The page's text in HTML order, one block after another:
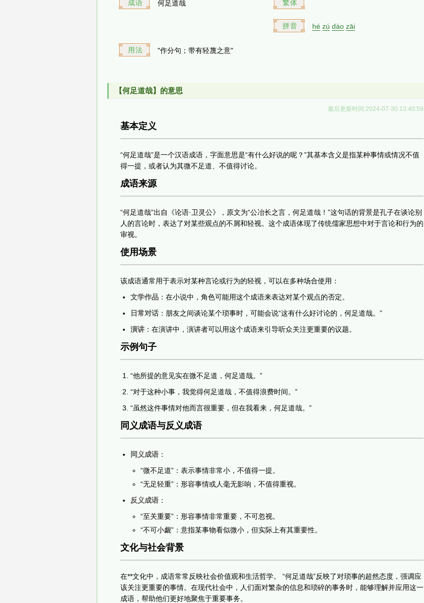
成语 何足道哉 繁体
拼音 hé zú dào zāi
用法 "作分句；带有轻蔑之意"
【何足道哉】的意思
最后更新时间:2024-07-30 13:40:59
基本定义
“何足道哉”是一个汉语成语，字面意思是“有什么好说的呢？”其基本含义是指某种事情或情况不值
得一提，或者认为其微不足道、不值得讨论。
成语来源
“何足道哉”出自《论语·卫灵公》，原文为“公冶长之言，何足道哉！”这句话的背景是孔子在谈论别
人的言论时，表达了对某些观点的不屑和轻视。这个成语体现了传统儒家思想中对于言论和行为的
审视。
使用场景
该成语通常用于表示对某种言论或行为的轻视，可以在多种场合使用：
文学作品 ：在小说中，角色可能用这个成语来表达对某个观点的否定。
日常对话 ：朋友之间谈论某个琐事时，可能会说“这有什么好讨论的，何足道哉。”
演讲 ：在演讲中，演讲者可以用这个成语来引导听众关注更重要的议题。
示例句子
“他所提的意见实在微不足道，何足道哉。”
“对于这种小事，我觉得何足道哉，不值得浪费时间。”
“虽然这件事情对他而言很重要，但在我看来，何足道哉。”
同义成语与反义成语
同义成语 ：
“微不足道”：表示事情非常小，不值得一提。
“无足轻重”：形容事情或人毫无影响，不值得重视。
反义成语 ：
“至关重要”：形容事情非常重要，不可忽视。
“不可小觑”：意指某事物看似微小，但实际上有其重要性。
文化与社会背景
在**文化中，成语常常反映社会价值观和生活哲学。 “何足道哉”反映了对琐事的超然态度，强调应
该关注更重要的事情。在现代社会中，人们面对繁杂的信息和琐碎的事务时，能够理解并应用这一
成语，帮助他们更好地聚焦于重要事务。